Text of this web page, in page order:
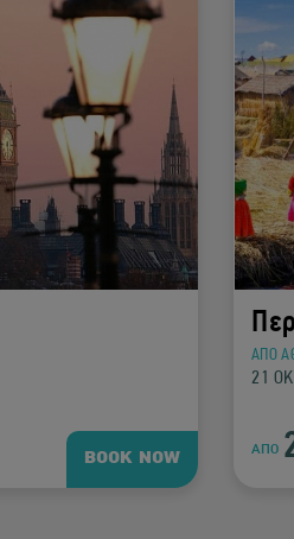
BOOK NOW
ΑΠΟ
21
ΑΠΟ